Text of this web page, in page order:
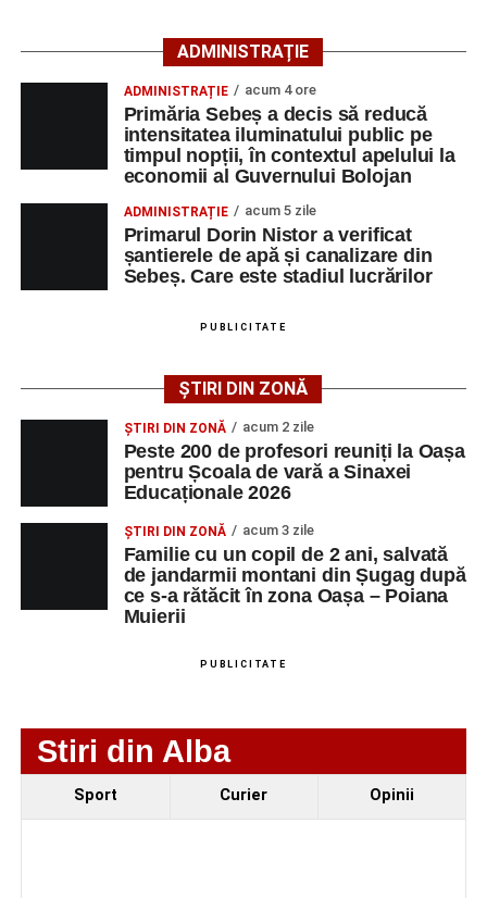
Primăria Sebeș a decis să reducă intensitatea
iluminatului public pe timpul nopții, în contextul
apelului la economii al Guvernului Bolojan
Duminică, 23 august 2026, Râpa Roșie găzduiește
cea de-a III-a ediție a concursului „CicloAventurier
de Sebeș”
Primul concert din cadrul String Symphonic Camp
2026 a adus emoție și aplauze la Sebeș
au venit la Sebeș și au susținut un recital apreciat de
tinerilor muzicieni și munca depusă în cadrul taberei, iar
spectatorii au răsplătit prestațiile cu aplauze îndelungate.
Evenimentul face parte din programulString Symphonic
Camp 2026, proiect susținut de Rotary Club Alba Iulia
care urmărește să ofere tinerilor muzicieni oportunitatea
ADMINISTRAȚIE
ADMINISTRAȚIE acum 4 ore
Primăria Sebeș a decis să reducă
intensitatea iluminatului public pe
timpul nopții, în contextul apelului la
economii al Guvernului Bolojan
ADMINISTRAȚIE acum 5 zile
Primarul Dorin Nistor a verificat
șantierele de apă și canalizare din
Sebeș. Care este stadiul lucrărilor
PUBLICITATE
ȘTIRI DIN ZONĂ
ȘTIRI DIN ZONĂ acum 2 zile
Peste 200 de profesori reuniți la Oașa
pentru Școala de vară a Sinaxei
Educaționale 2026
ȘTIRI DIN ZONĂ acum 3 zile
Familie cu un copil de 2 ani, salvată
de jandarmii montani din Șugag după
ce s-a rătăcit în zona Oașa – Poiana
Muierii
PUBLICITATE
Stiri din Alba
Sport Curier Opinii